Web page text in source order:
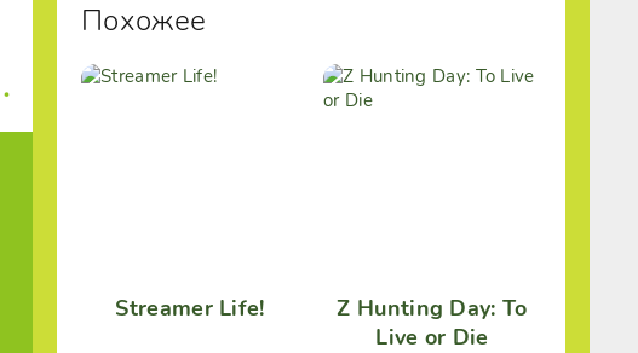
Похожее
Streamer Life!
Z Hunting Day: To
Live or Die